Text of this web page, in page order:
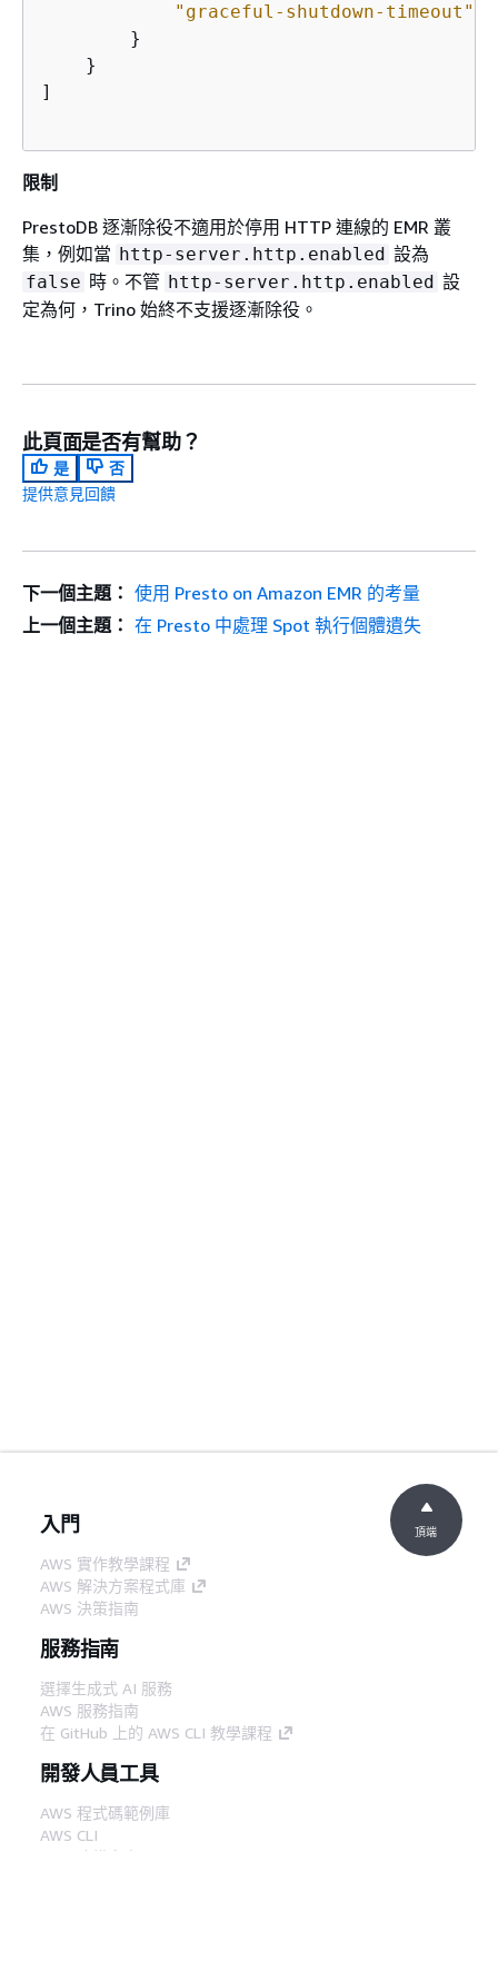
"graceful-shutdown-timeout"
        }
    }
]
限制
PrestoDB 逐漸除役不適用於停用 HTTP 連線的 EMR 叢
集，例如當 http-server.http.enabled 設為
false 時。不管 http-server.http.enabled 設
定為何，Trino 始終不支援逐漸除役。
此頁面是否有幫助？
是
否
提供意見回饋
下一個主題： 使用 Presto on Amazon EMR 的考量
上一個主題： 在 Presto 中處理 Spot 執行個體遺失
入門
AWS 實作教學課程
AWS 解決方案程式庫
AWS 決策指南
服務指南
選擇生成式 AI 服務
AWS 服務指南
在 GitHub 上的 AWS CLI 教學課程
開發人員工具
AWS 程式碼範例庫
AWS CLI
AWS 建構家中心
頂端